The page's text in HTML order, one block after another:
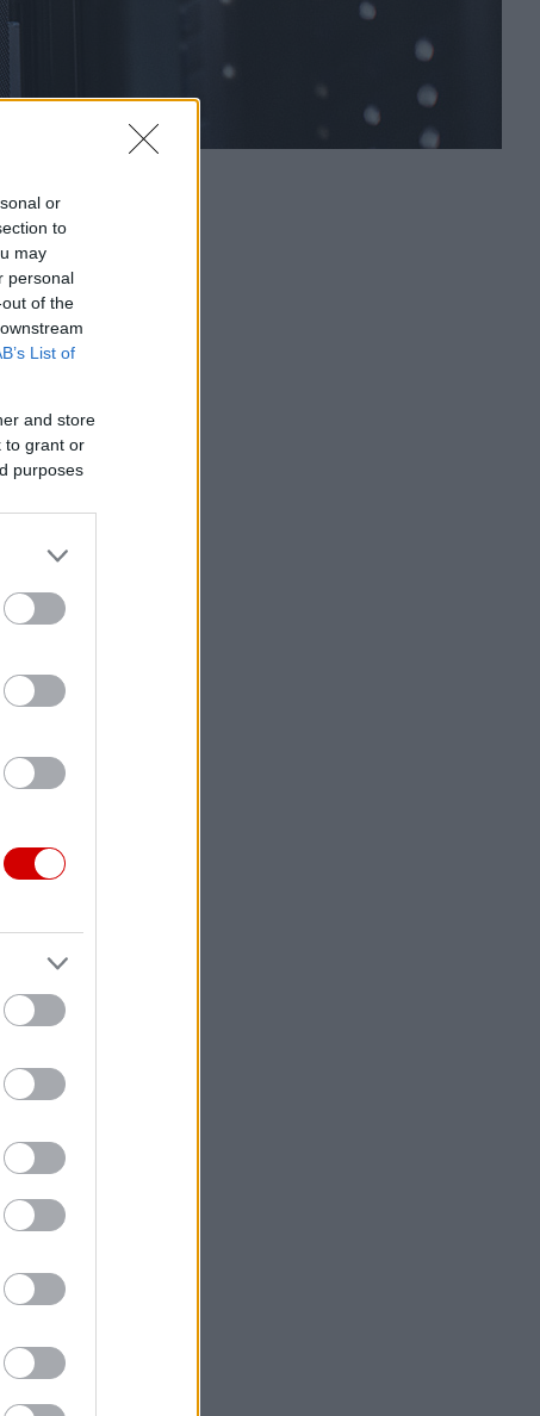
or
to
may
personal
of the
List of
and store
to grant or
purposes
μηχανή
. Κάποιοι (αν
στην
μηχανών.
ήδη πολλές